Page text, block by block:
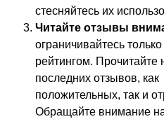
стесняйтесь их
Читайте отзывы
ограничивайтесь
рейтингом. Прочитайте
последних отзывов, как
положительных, так и
Обращайте внимание